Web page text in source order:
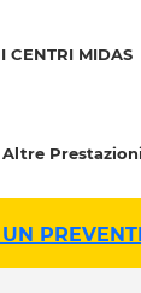
I CENTRI MIDAS
Altre